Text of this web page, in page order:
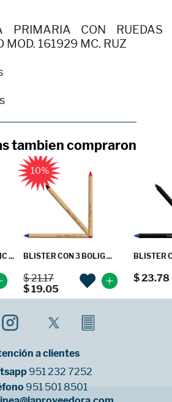
PRIMARIA CON RUEDAS
MOD. 161929 MC. RUZ
tambien compraron
...
10%
BLISTER CON 3 BOLIG ...
$ 21.17
$ 19.05
BLISTER
$ 23.78
a clientes
951 232 7252
951 501 8501